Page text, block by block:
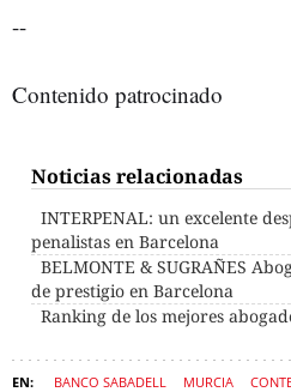
--
Contenido patrocinado
Noticias relacionadas
INTERPENAL: un excelente
penalistas en Barcelona
BELMONTE & SUGRAÑES
de prestigio en Barcelona
Ranking de los mejores
BANCO SABADELL MURCIA